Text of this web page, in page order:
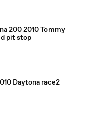
200 2010 Tommy
pit stop
Daytona race2